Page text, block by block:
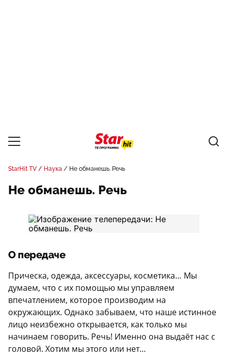
StarHit TV Наука Не обманешь. Речь
Не обманешь. Речь
О передаче
Прическа, одежда, аксессуары, косметика… Мы
думаем, что с их помощью мы управляем
впечатлением, которое производим на
окружающих. Однако забываем, что наше истинное
лицо неизбежно открывается, как только мы
начинаем говорить. Речь! Именно она выдаёт нас с
головой. Хотим мы этого или нет…